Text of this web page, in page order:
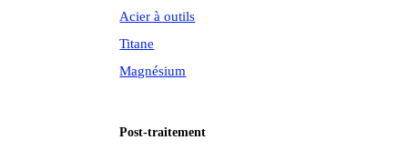
Acier à outils
Titane
Magnésium
Post-traitement